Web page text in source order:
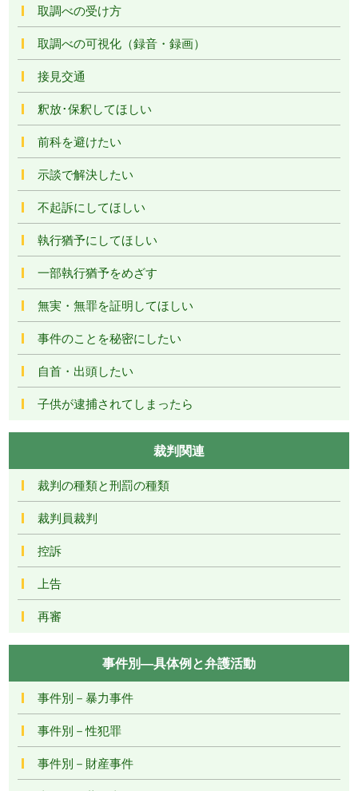
取調べの受け方
取調べの可視化（録音・録画）
接見交通
釈放･保釈してほしい
前科を避けたい
示談で解決したい
不起訴にしてほしい
執行猶予にしてほしい
一部執行猶予をめざす
無実・無罪を証明してほしい
事件のことを秘密にしたい
自首・出頭したい
子供が逮捕されてしまったら
裁判関連
裁判の種類と刑罰の種類
裁判員裁判
控訴
上告
再審
事件別―具体例と弁護活動
事件別－暴力事件
事件別－性犯罪
事件別－財産事件